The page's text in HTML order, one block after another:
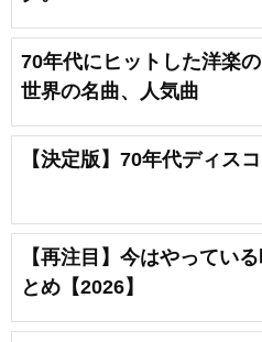
70年代にヒットした洋楽
世界の名曲、人気曲
【決定版】70年代ディス
【再注目】今はやってい
とめ【2026】